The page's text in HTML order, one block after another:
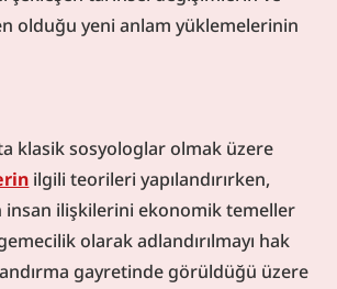
olduğu yeni anlam yüklemelerinin
ilgili teorileri yapılandırırken,
insan ilişkilerini ekonomik temeller
olarak adlandırılmayı hak
gayretinde görüldüğü üzere